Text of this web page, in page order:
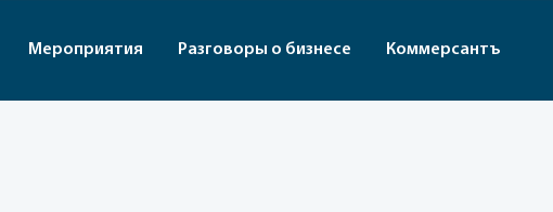
Мероприятия Разговоры о бизнесе Коммерсантъ